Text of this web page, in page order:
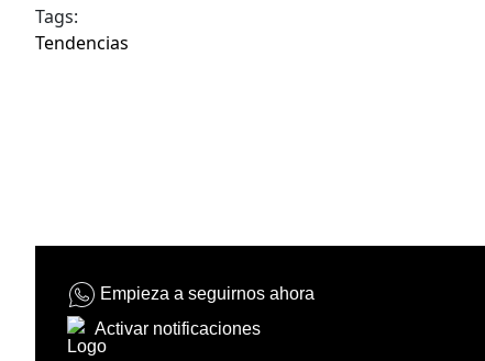
Tags:
Tendencias
Empieza a seguirnos ahora
Activar notificaciones